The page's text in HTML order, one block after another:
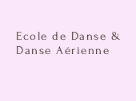
Ecole de Danse &
Danse Aérienne